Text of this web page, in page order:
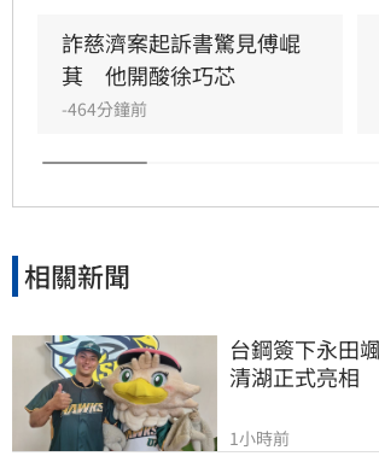
放行，甚至出現匯款金額錯誤卻輕
情節，質疑洗錢防制機制失靈。
詐慈濟案起訴書驚見傅崐
萁　他開酸徐巧芯
-464分鐘前
相關新聞
台鋼簽下永田
清湖正式亮相
1小時前